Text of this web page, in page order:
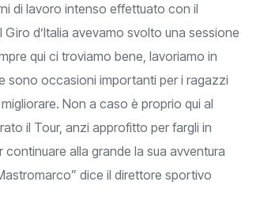
di lavoro intenso effettuato con il
d’Italia avevamo svolto una sessione
qui ci troviamo bene, lavoriamo in
sono occasioni importanti per i ragazzi
Non a caso è proprio qui al
il Tour, anzi approfitto per fargli in
alla grande la sua avventura
dice il direttore sportivo